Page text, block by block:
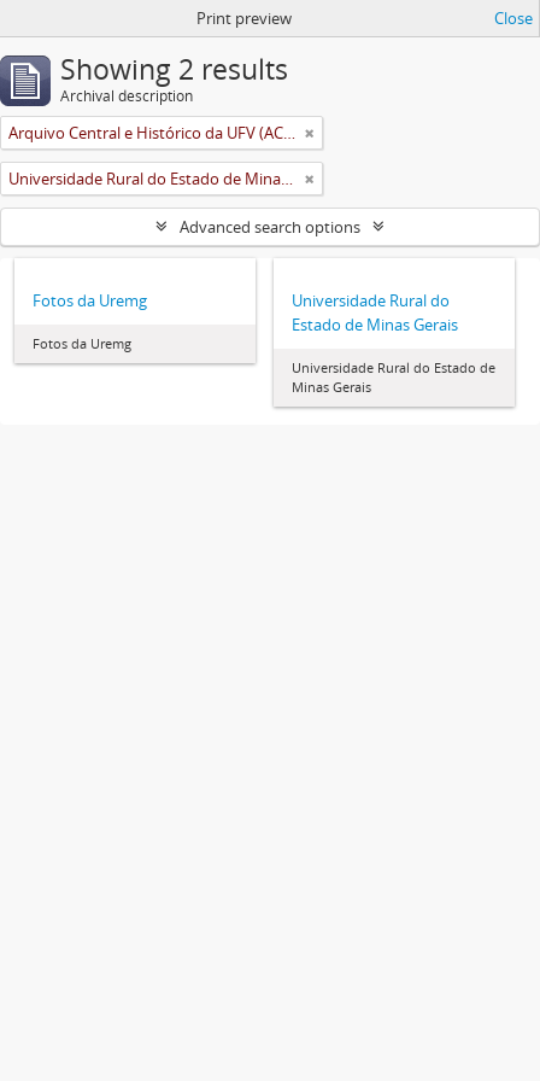
Print preview Close
Showing 2 results
Archival description
Arquivo Central e Histórico da UFV (ACH-UFV)
Universidade Rural do Estado de Minas Gerais (Uremg)
Advanced search options
Fotos da Uremg
Fotos da Uremg
Universidade Rural do
Estado de Minas Gerais
Universidade Rural do Estado de
Minas Gerais